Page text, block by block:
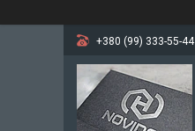
+380 (99) 333-55-44